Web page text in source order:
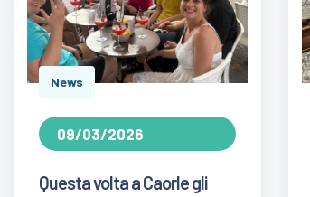
News
09/03/2026
Questa volta a Caorle gli